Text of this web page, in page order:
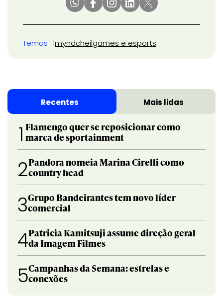
Temas myndcheilgames e esports
Recentes Mais lidas
1 Flamengo quer se reposicionar como
marca de sportainment
2Pandora nomeia Marina Cirelli como
country head
3Grupo Bandeirantes tem novo líder
comercial
4Patricia Kamitsuji assume direção geral
da Imagem Filmes
5Campanhas da Semana: estrelas e
conexões